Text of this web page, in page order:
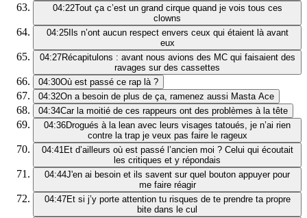
04:22Tout ça c’est un grand cirque quand je vois tous ces
clowns
04:25Ils n’ont aucun respect envers ceux qui étaient là avant
eux
04:27Récapitulons : avant nous avions des MC qui faisaient des
ravages sur des cassettes
04:30Où est passé ce rap là ?
04:32On a besoin de plus de ça, ramenez aussi Masta Ace
04:34Car la moitié de ces rappeurs ont des problèmes à la tête
04:36Drogués à la lean avec leurs visages tatoués, je n’ai rien
contre la trap je veux pas faire le rageux
04:41Et d’ailleurs où est passé l’ancien moi ? Celui qui écoutait
les critiques et y répondais
04:44J'en ai besoin et ils savent sur quel bouton appuyer pour
me faire réagir
04:47Et si j’y porte attention tu risques de te prendre ta propre
bite dans le cul